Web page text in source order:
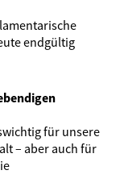
endgültig
für unsere
– aber auch für